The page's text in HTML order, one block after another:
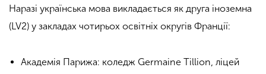
Наразі українська мова викладається як друга іноземна
(LV2) у закладах чотирьох освітніх округів Франції:
Академія Парижа: коледж Germaine Tillion, ліцей